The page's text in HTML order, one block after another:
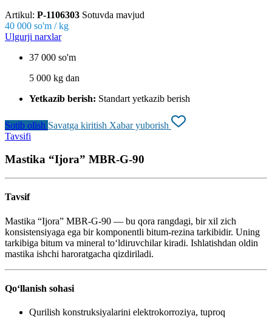
Artikul: P-1106303 Sotuvda mavjud
40 000 so'm / kg
Ulgurji narxlar
37 000 so'm
5 000 kg dan
Yetkazib berish: Standart yetkazib berish
Sotib olish Savatga kiritish Xabar yuborish
Tavsifi
Mastika “Ijora” MBR-G-90
Tavsif
Mastika “Ijora” MBR-G-90 — bu qora rangdagi, bir xil zich
konsistensiyaga ega bir komponentli bitum-rezina tarkibidir. Uning
tarkibiga bitum va mineral to‘ldiruvchilar kiradi. Ishlatishdan oldin
mastika ishchi haroratgacha qizdiriladi.
Qo‘llanish sohasi
Qurilish konstruksiyalarini elektrokorroziya, tuproq